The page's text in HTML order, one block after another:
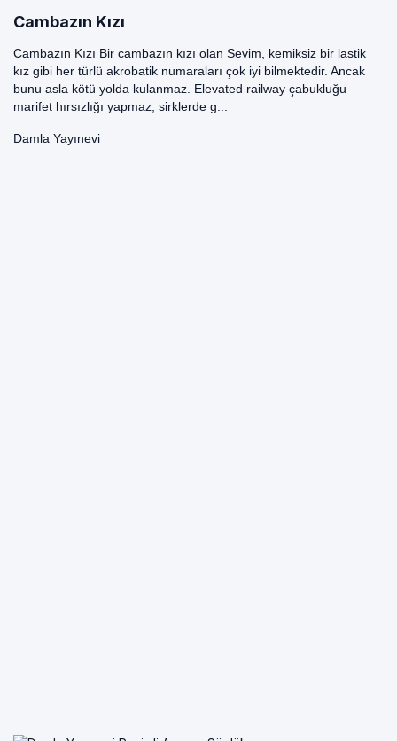
Cambazın Kızı
Cambazın Kızı Bir cambazın kızı olan Sevim, kemiksiz bir lastik
kız gibi her türlü akrobatik numaraları çok iyi bilmektedir. Ancak
bunu asla kötü yolda kulanmaz. Elevated railway çabukluğu
marifet hırsızlığı yapmaz, sirklerde g...
Damla Yayınevi